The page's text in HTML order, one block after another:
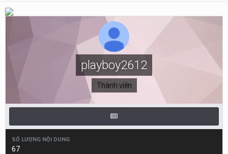
playboy2612
Thành viên
SỐ LƯỢNG NỘI DUNG
67